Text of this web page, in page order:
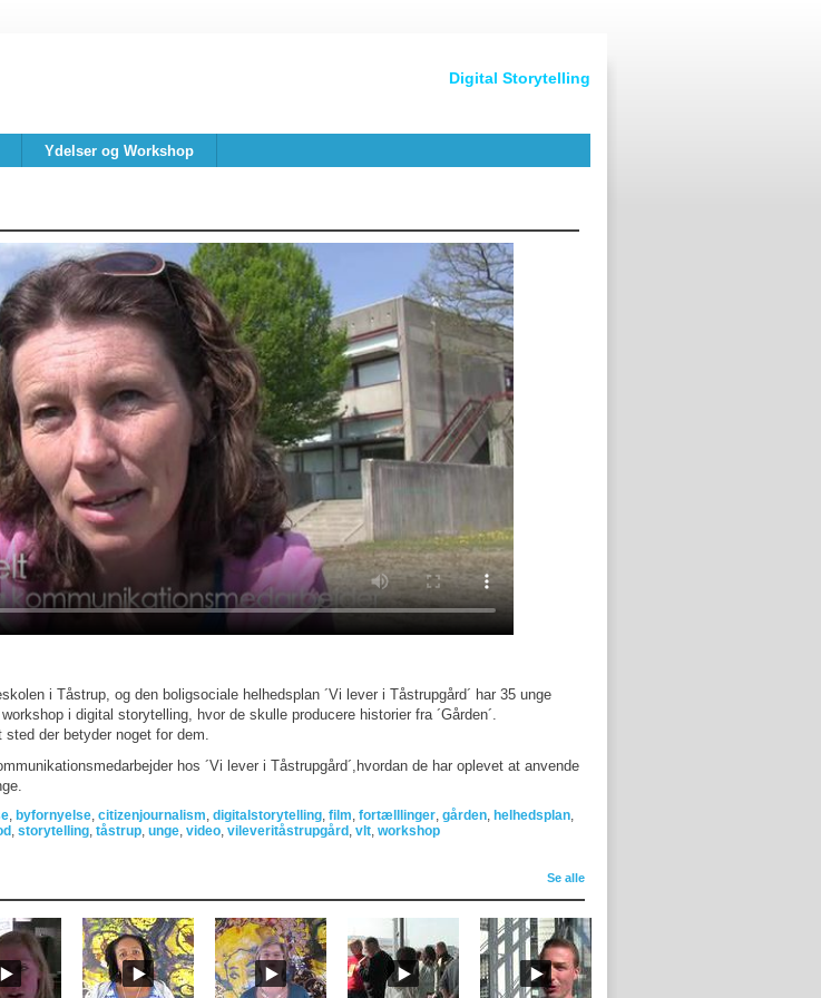
Digital Storytelling
Ydelser og Workshop
i Tåstrup, og den boligsociale helhedsplan ´Vi lever i Tåstrupgård´ har 35 unge
i digital storytelling, hvor de skulle producere historier fra ´Gården´.
sted der betyder noget for dem.
hos ´Vi lever i Tåstrupgård´,hvordan de har oplevet at anvende
, byfornyelse, citizenjournalism, digitalstorytelling, film, fortælllinger, gården, helhedsplan,
, storytelling, tåstrup, unge, video, vileveritåstrupgård , vlt, workshop
Se alle